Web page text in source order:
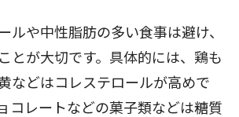
や中性脂肪の多い食事は避け、
とが大切です。具体的には、鶏も
などはコレステロールが高めで
コレートなどの菓子類などは糖質